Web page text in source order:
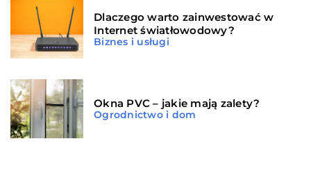
Dlaczego warto zainwestować w
Internet światłowodowy?
Biznes i usługi
Okna PVC – jakie mają zalety?
Ogrodnictwo i dom